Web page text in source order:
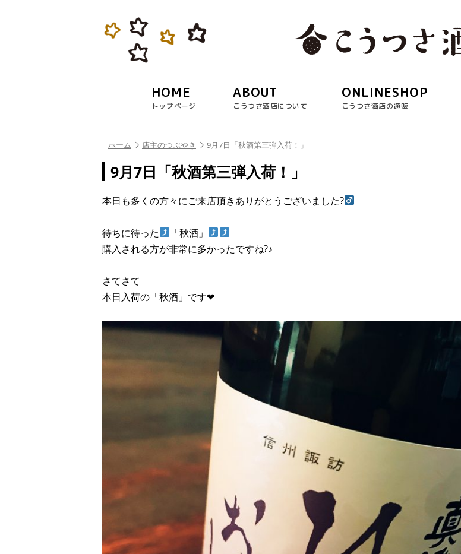
HOME
トップページ
ABOUT
こうつさ酒店について
ONLINESHOP
こうつさ酒店の通販
ホーム 店主のつぶやき 9月7日「秋酒第三弾入荷！」
9月7日「秋酒第三弾入荷！」
本日も多くの方々にご来店頂きありがとうございました?‍
待ちに待った
「秋酒」
購入される方が非常に多かったですね?♪
さてさて
本日入荷の「秋酒」です❤︎